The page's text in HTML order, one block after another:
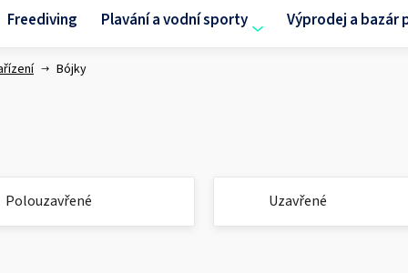
Freediving Plavání a vodní sporty Výprodej a bazár
Bójky
Polouzavřené Uzavřené